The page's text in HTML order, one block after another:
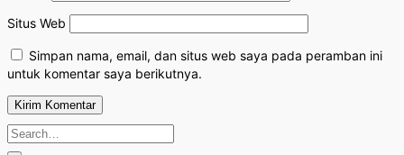
Situs Web
Simpan nama, email, dan situs web saya pada peramban ini
untuk komentar saya berikutnya.